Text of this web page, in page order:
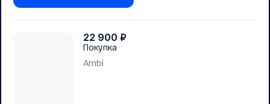
22 900 ₽
Покупка
Ambi